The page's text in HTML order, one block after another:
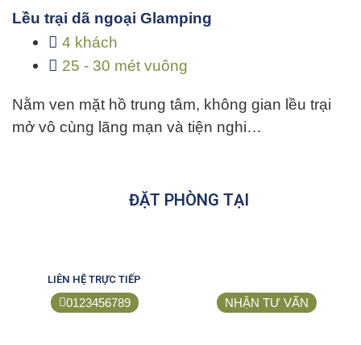
Lều trại dã ngoại Glamping
4 khách
25 - 30 mét vuông
Nằm ven mặt hồ trung tâm, không gian lều trại
mở vô cùng lãng mạn và tiện nghi…
ĐẶT PHÒNG TẠI
LIÊN HỆ TRỰC TIẾP
0123456789 NHẬN TƯ VẤN